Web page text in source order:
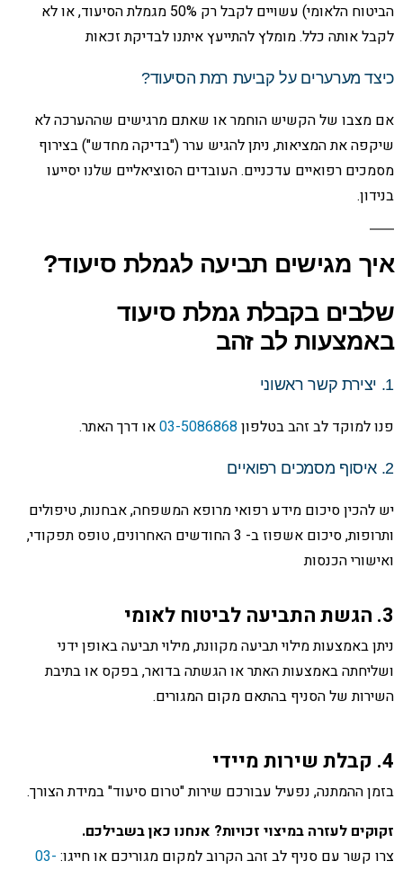
הביטוח הלאומי) עשויים לקבל רק 50% מגמלת הסיעוד, או לא
לקבל אותה כלל. מומלץ להתייעץ איתנו לבדיקת זכאות
כיצד מערערים על קביעת רמת הסיעוד?
אם מצבו של הקשיש הוחמר או שאתם מרגישים שההערכה לא
שיקפה את המציאות, ניתן להגיש ערר ("בדיקה מחדש") בצירוף
מסמכים רפואיים עדכניים. העובדים הסוציאליים שלנו יסייעו
בנידון.
איך מגישים תביעה לגמלת סיעוד?
שלבים בקבלת גמלת סיעוד
באמצעות לב זהב
1. יצירת קשר ראשוני
פנו למוקד לב זהב בטלפון03-5086868או דרך האתר.
2. איסוף מסמכים רפואיים
יש להכין סיכום מידע רפואי מרופא המשפחה, אבחנות, טיפולים
ותרופות, סיכום אשפוז ב- 3 החודשים האחרונים, טופס תפקודי,
ואישורי הכנסות
3. הגשת התביעה לביטוח לאומי
ניתן באמצעות מילוי תביעה מקוונת, מילוי תביעה באופן ידני
ושליחתה באמצעות האתר או הגשתה בדואר, בפקס או בתיבת
השירות של הסניף בהתאם מקום המגורים.
4. קבלת שירות מיידי
בזמן ההמתנה, נפעיל עבורכם שירות "טרום סיעוד" במידת הצורך.
זקוקים לעזרה במיצוי זכויות? אנחנו כאן בשבילכם.
צרו קשר עם סניף לב זהב הקרוב למקום מגוריכם או חייגו: 03-